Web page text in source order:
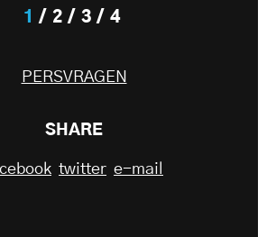
1 2 3 4
PERSVRAGEN
SHARE
twitter e-mail